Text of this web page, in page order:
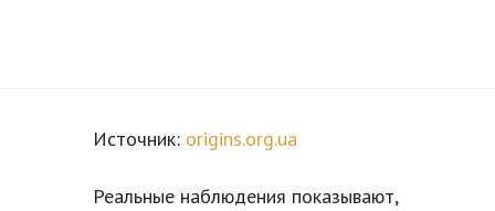
Источник: origins.org.ua
Реальные наблюдения показывают,